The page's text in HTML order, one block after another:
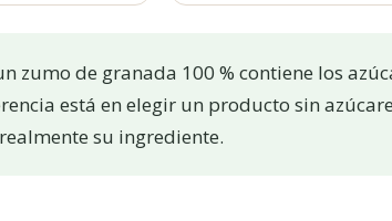
zumo de granada 100 % contiene los
está en elegir un producto sin
su ingrediente.